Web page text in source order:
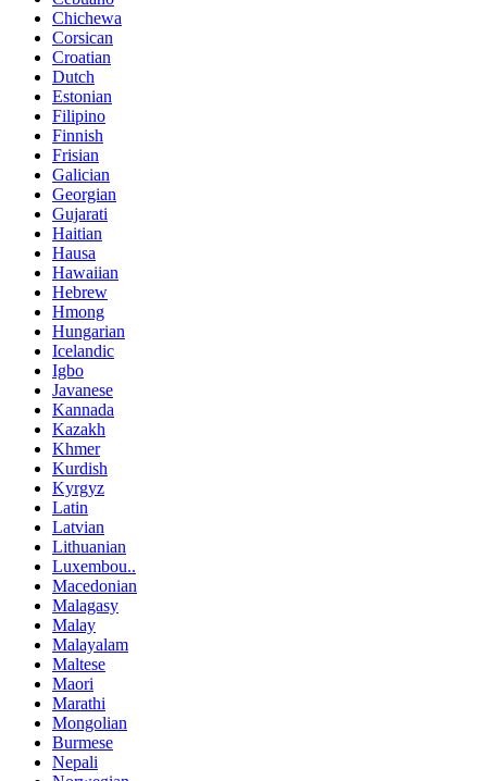
Chichewa
Corsican
Croatian
Dutch
Estonian
Filipino
Finnish
Frisian
Galician
Georgian
Gujarati
Haitian
Hausa
Hawaiian
Hebrew
Hmong
Hungarian
Icelandic
Igbo
Javanese
Kannada
Kazakh
Khmer
Kurdish
Kyrgyz
Latin
Latvian
Lithuanian
Luxembou..
Macedonian
Malagasy
Malay
Malayalam
Maltese
Maori
Marathi
Mongolian
Burmese
Nepali